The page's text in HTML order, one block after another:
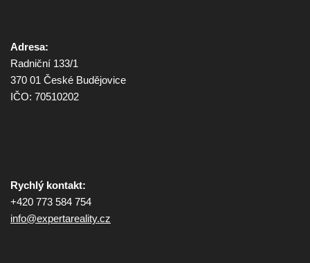
Adresa:
Radniční 133/1
370 01 České Budějovice
IČO: 70510202
Rychlý kontakt:
+420 773 584 754
info@expertareality.cz